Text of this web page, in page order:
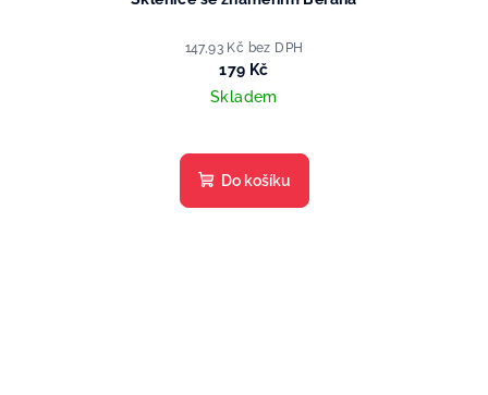
147,93 Kč bez DPH
179 Kč
Skladem
Do košíku